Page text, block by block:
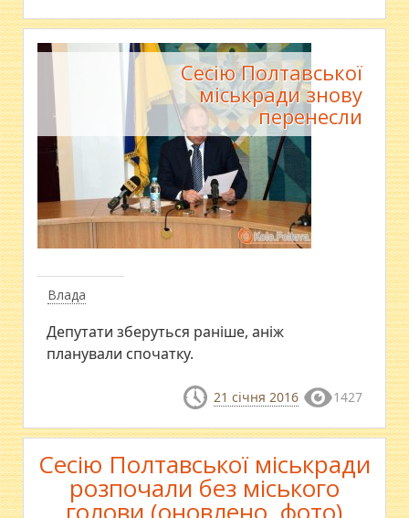
Влада
Сесію Полтавської
міськради знову
перенесли
Депутати зберуться раніше, аніж
планували спочатку.
21 січня 2016 1427
Сесію Полтавської міськради
розпочали без міського
голови (оновлено, фото)